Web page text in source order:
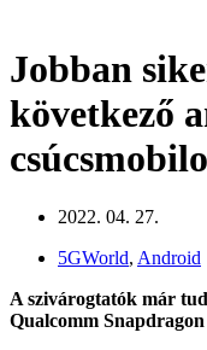
Jobban
következő
2022. 04. 27.
5GWorld, Android
A szivárogtatók már
Qualcomm